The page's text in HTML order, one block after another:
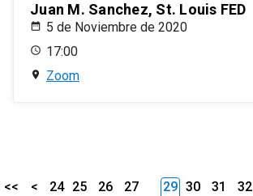
Juan M. Sanchez, St. Louis FED
5 de Noviembre de 2020
17:00
Zoom
<< < 24 25 26
27
29 30 31
32